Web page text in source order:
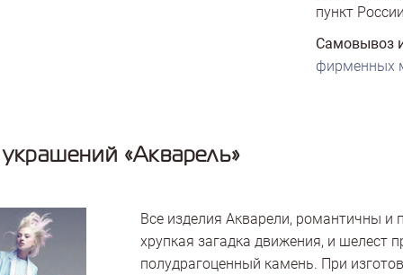
пункт
Самовывоз
фирменных
«Акварель»
Все изделия Акварели, романтичны
хрупкая загадка движения, и шелест
полудрагоценный камень. При